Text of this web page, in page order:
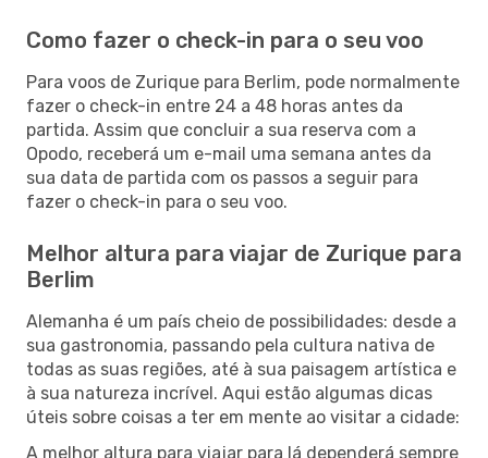
Como fazer o check-in para o seu voo
Para voos de Zurique para Berlim, pode normalmente
fazer o check-in entre 24 a 48 horas antes da
partida. Assim que concluir a sua reserva com a
Opodo, receberá um e-mail uma semana antes da
sua data de partida com os passos a seguir para
fazer o check-in para o seu voo.
Melhor altura para viajar de Zurique para
Berlim
Alemanha é um país cheio de possibilidades: desde a
sua gastronomia, passando pela cultura nativa de
todas as suas regiões, até à sua paisagem artística e
à sua natureza incrível. Aqui estão algumas dicas
úteis sobre coisas a ter em mente ao visitar a cidade:
A melhor altura para viajar para lá dependerá sempre